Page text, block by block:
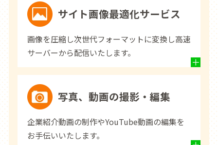
サイト画像最適化サービス
画像を圧縮し次世代フォーマットに変換し高速
サーバーから配信いたします。
写真、動画の撮影・編集
企業紹介動画の制作やYouTube動画の編集を
お手伝いいたします。